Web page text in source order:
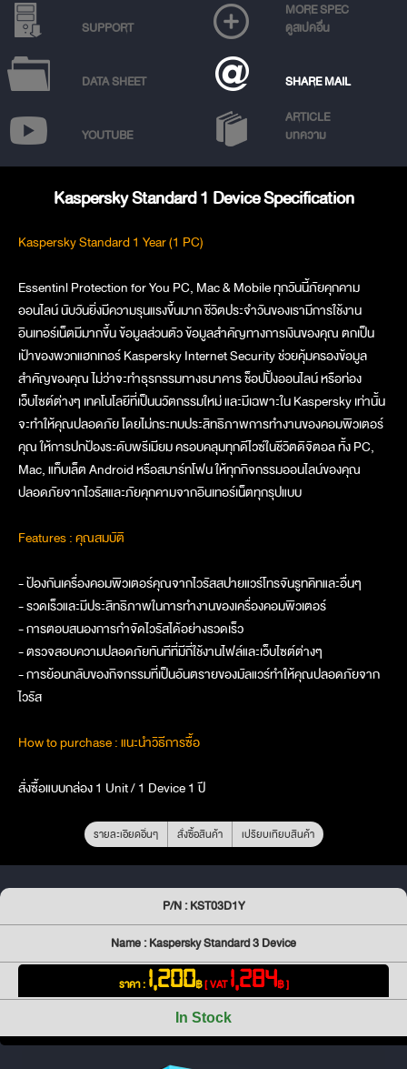
SUPPORT
MORE SPEC
ดูสเปคอื่น
DATA SHEET SHARE MAIL
YOUTUBE
ARTICLE
บทความ
Kaspersky Standard 1 Device Specification
Kaspersky Standard 1 Year (1 PC)
Essentinl Protection for You PC, Mac & Mobile ทุกวันนี้ภัยคุกคาม
ออนไลน์ นับวันยิ่งมีความรุนแรงขึ้นมาก ชีวิตประจำวันของเรามีการใช้งาน
อินเทอร์เน็ตมีมากขึ้น ข้อมูลส่วนตัว ข้อมูลสำคัญทางการเงินของคุณ ตกเป็น
เป้าของพวกแฮกเกอร์ Kaspersky Internet Security ช่วยคุ้มครองข้อมูล
สำคัญของคุณ ไม่ว่าจะทำธุรกรรมทางธนาคาร ช็อปปิ้งออนไลน์ หรือท่อง
เว็บไซต์ต่างๆ เทคโนโลยีที่เป็นนวัตกรรมใหม่ และมีเฉพาะใน Kaspersky เท่านั้น
จะทำให้คุณปลอดภัย โดยไม่กระทบประสิทธิภาพการทำงานของคอมพิวเตอร์
คุณ ให้การปกป้องระดับพรีเมียม ครอบคลุมทุกดีไวซ์ในชีวิตดิจิตอล ทั้ง PC,
Mac, แท็บเล็ต Android หรือสมาร์ทโฟน ให้ทุกกิจกรรมออนไลน์ของคุณ
ปลอดภัยจากไวรัสและภัยคุกคามจากอินเทอร์เน็ตทุกรุปแบบ
Features : คุณสมบัติ
- ป้องกันเครื่องคอมพิวเตอร์คุณจากไวรัสสปายแวร์โทรจันรูทคิทและอื่นๆ
- รวดเร็วและมีประสิทธิภาพในการทำงานของเครื่องคอมพิวเตอร์
- การตอบสนองการกำจัดไวรัสได้อย่างรวดเร็ว
- ตรวจสอบความปลอดภัยทันทีที่มีกี่ใช้งานไฟล์และเว็บไซต์ต่างๆ
- การย้อนกลับของกิจกรรมที่เป็นอันตรายของมัลแวร์ทำให้คุณปลอดภัยจาก
ไวรัส
How to purchase : แนะนำวิธีการซื้อ
สั่งซื้อแบบกล่อง 1 Unit / 1 Device 1 ปี
รายละเอียดอื่นๆ สั่งซื้อสินค้า เปรียบเทียบสินค้า
P/N : KST03D1Y
Name : Kaspersky Standard 3 Device
ราคา : 1,200฿[ VAT1,284฿ ]
In Stock